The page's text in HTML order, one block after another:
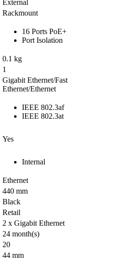
External
Rackmount
16 Ports PoE+
Port Isolation
0.1 kg
1
Gigabit Ethernet/Fast
Ethernet/Ethernet
IEEE 802.3af
IEEE 802.3at
Yes
Internal
Ethernet
440 mm
Black
Retail
2 x Gigabit Ethernet
24 month(s)
20
44 mm